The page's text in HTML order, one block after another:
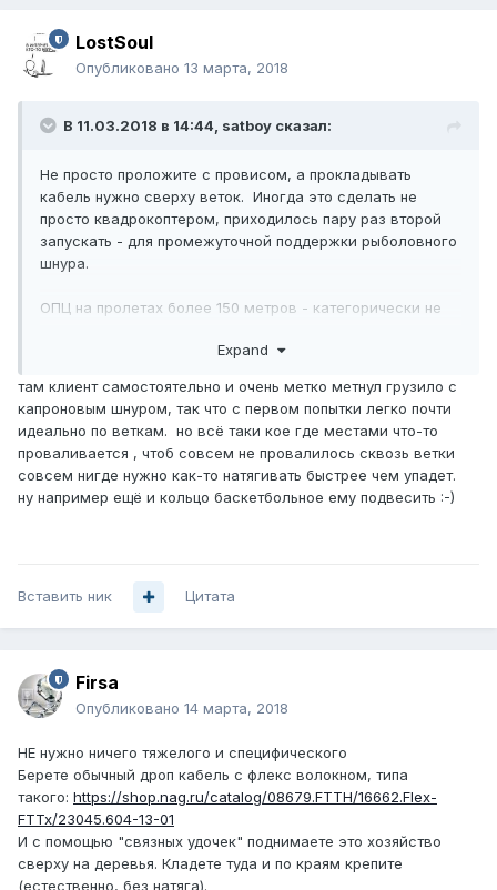
LostSoul
Опубликовано 13 марта, 2018
В 11.03.2018 в 14:44, satboy сказал:
Не просто проложите с провисом, а прокладывать
кабель нужно сверху веток. Иногда это сделать не
просто квадрокоптером, приходилось пару раз второй
запускать - для промежуточной поддержки рыболовного
шнура.
ОПЦ на пролетах более 150 метров - категорически не
сторону нижней стороны.Expand
там клиент самостоятельно и очень метко метнул грузило с
капроновым шнуром, так что с первом попытки легко почти
идеально по веткам. но всё таки кое где местами что-то
проваливается , чтоб совсем не провалилось сквозь ветки
совсем нигде нужно как-то натягивать быстрее чем упадет.
ну например ещё и кольцо баскетбольное ему подвесить :-)
Вставить ник Цитата
Firsa
Опубликовано 14 марта, 2018
НЕ нужно ничего тяжелого и специфического
Берете обычный дроп кабель с флекс волокном, типа
такого: https://shop.nag.ru/catalog/08679.FTTH/16662.Flex-
FTTx/23045.604-13-01
И с помощью "связных удочек" поднимаете это хозяйство
сверху на деревья. Кладете туда и по краям крепите
(естественно, без натяга).